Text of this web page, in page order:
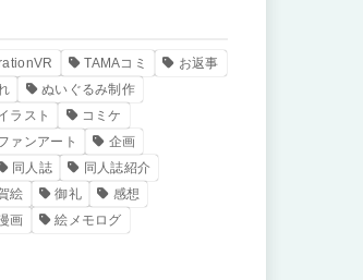
TAMAコミ
お返事
ぬいぐるみ制作
ラスト
コミケ
ァンアート
企画
同人誌
同人誌紹介
絵 御礼
感想
画
絵メモログ